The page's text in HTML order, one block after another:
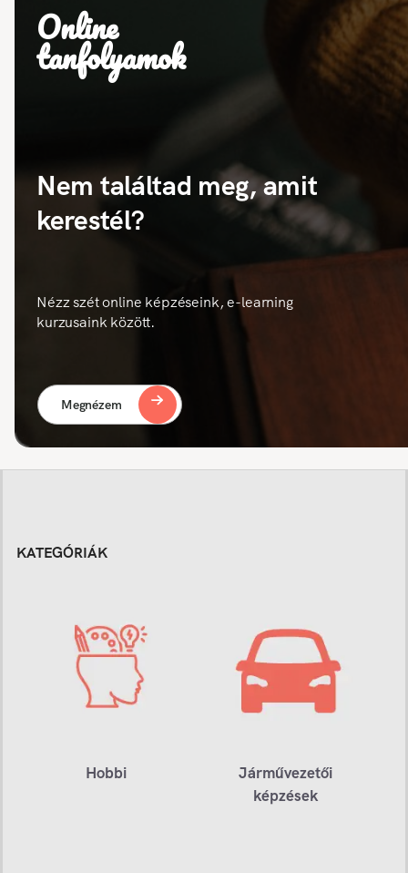
Online
tanfolyamok
Nem találtad meg, amit
kerestél?
Nézz szét online képzéseink, e-learning
kurzusaink között.
Megnézem
KATEGÓRIÁK
Hobbi
Járművezetői
képzések